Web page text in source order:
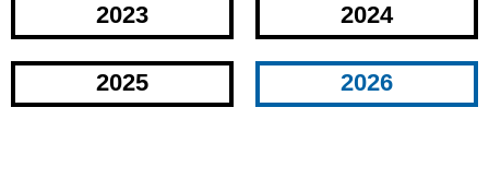
2023 2024
2025 2026